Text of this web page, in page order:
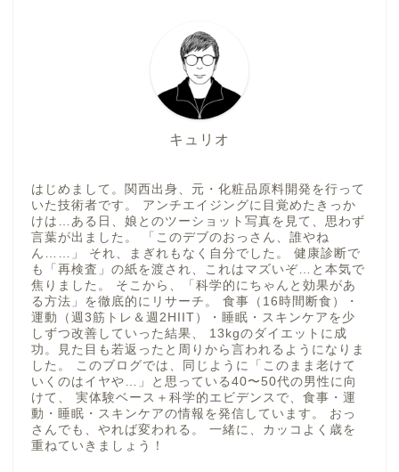
キュリオ
はじめまして。関西出身、元・化粧品原料開発を行って
いた技術者です。 アンチエイジングに目覚めたきっか
けは…ある日、娘とのツーショット写真を見て、思わず
言葉が出ました。 「このデブのおっさん、誰やね
ん……」 それ、まぎれもなく自分でした。 健康診断で
も「再検査」の紙を渡され、これはマズいぞ…と本気で
焦りました。 そこから、「科学的にちゃんと効果があ
る方法」を徹底的にリサーチ。 食事（16時間断食）・
運動（週3筋トレ＆週2HIIT）・睡眠・スキンケアを少
しずつ改善していった結果、 13kgのダイエットに成
功。見た目も若返ったと周りから言われるようになりま
した。 このブログでは、同じように「このまま老けて
いくのはイヤや…」と思っている40〜50代の男性に向
けて、 実体験ベース＋科学的エビデンスで、食事・運
動・睡眠・スキンケアの情報を発信しています。 おっ
さんでも、やれば変われる。 一緒に、カッコよく歳を
重ねていきましょう！